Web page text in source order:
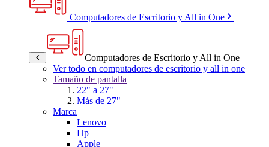
Computadores de Escritorio y All in One
Computadores de Escritorio y All in One
Ver todo en computadores de escritorio y all in one
Tamaño de pantalla
22" a 27"
Más de 27"
Marca
Lenovo
Hp
Apple